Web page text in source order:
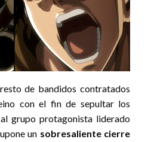
de bandidos contratados
con el fin de sepultar los
grupo protagonista liderado
un sobresaliente cierre